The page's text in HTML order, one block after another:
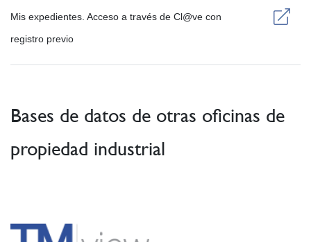
Mis expedientes. Acceso a través de Cl@ve con
registro previo
Bases de datos de otras oficinas de
propiedad industrial